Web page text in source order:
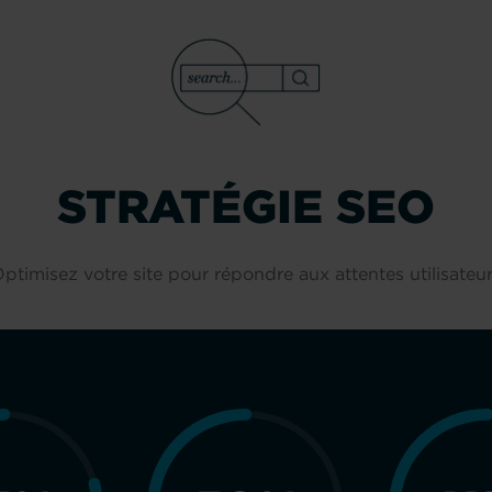
STRATÉGIE SEO
votre site pour répondre aux attentes